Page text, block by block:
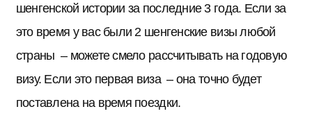
шенгенской истории за последние 3 года. Если за
это время у вас были 2 шенгенские визы любой
страны – можете смело рассчитывать на годовую
визу. Если это первая виза – она точно будет
поставлена на время поездки.